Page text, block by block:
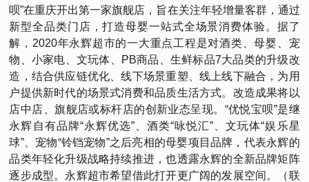
呗”在重庆开出第一家旗舰店，旨在关注年轻增量客群，通过
新型全品类门店，打造母婴一站式全场景消费体验。据了
解，2020年永辉超市的一大重点工程是对酒类、母婴、宠
物、小家电、文玩体、PB商品、生鲜标品7大品类的升级改
造，结合供应链优化、线下场景重塑、线上线下融合，为用
户提供新时代的场景式消费和品质生活方式。改造成果将以
店中店、旗舰店或标杆店的创新业态呈现。“优悦宝呗”是继
永辉自有品牌“永辉优选”、酒类“咏悦汇”、文玩体“娱乐星
球”、宠物“铃铛宠物”之后亮相的母婴项目品牌，代表永辉的
品类年轻化升级战略持续推进，也透露永辉的全新品牌矩阵
逐步成型。永辉超市希望借此打开更广阔的发展空间。（联